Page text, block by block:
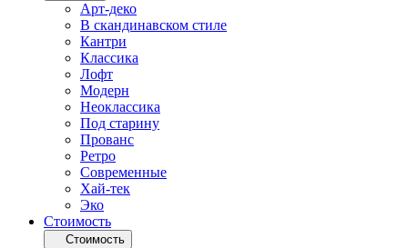
Арт-деко
В скандинавском стиле
Кантри
Классика
Лофт
Модерн
Неоклассика
Под старину
Прованс
Ретро
Современные
Хай-тек
Эко
Стоимость
Стоимость